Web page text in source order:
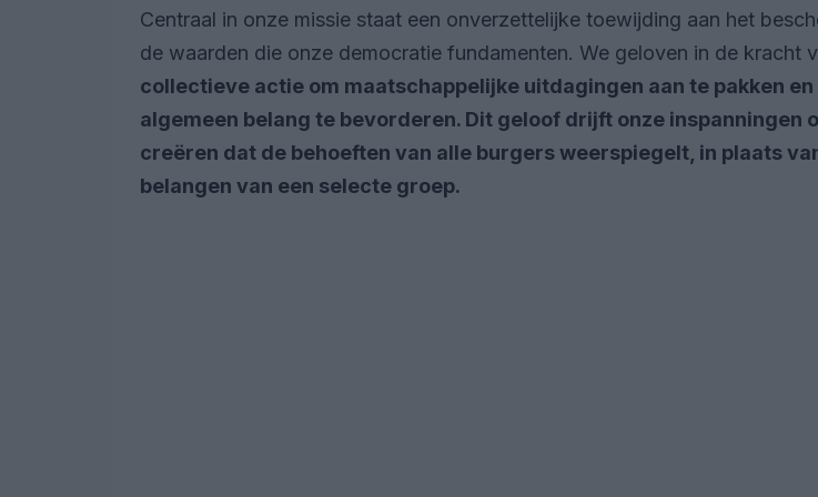
Centraal in onze missie staat een onverzettelijke toewijding aan het
de waarden die onze democratie fundamenten. We geloven in de kracht
collectieve actie om maatschappelijke uitdagingen aan te pakken en
algemeen belang te bevorderen. Dit geloof drijft onze inspanningen
creëren dat de behoeften van alle burgers weerspiegelt, in plaats
belangen van een selecte groep.